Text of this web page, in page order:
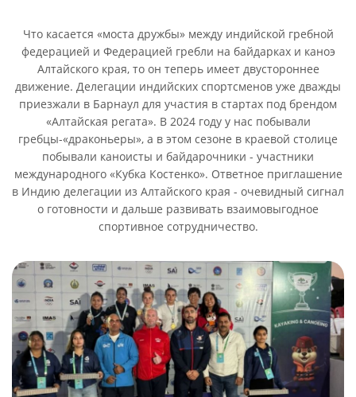
Что касается «моста дружбы» между индийской гребной
федерацией и Федерацией гребли на байдарках и каноэ
Алтайского края, то он теперь имеет двустороннее
движение. Делегации индийских спортсменов уже дважды
приезжали в Барнаул для участия в стартах под брендом
«Алтайская регата». В 2024 году у нас побывали
гребцы-«драконьеры», а в этом сезоне в краевой столице
побывали каноисты и байдарочники - участники
международного «Кубка Костенко». Ответное приглашение
в Индию делегации из Алтайского края - очевидный сигнал
о готовности и дальше развивать взаимовыгодное
спортивное сотрудничество.